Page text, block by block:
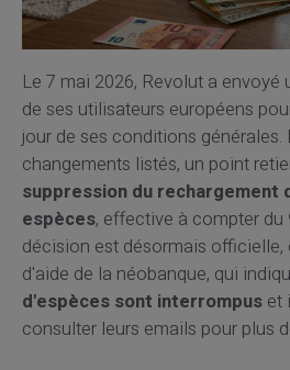
Le 7 mai 2026, Revolut a envoyé
de ses utilisateurs européens
jour de ses conditions générales.
changements listés, un point
suppression du rechargement
espèces, effective à compter du
décision est désormais officielle,
d'aide de la néobanque, qui
d'espèces sont interrompuset
consulter leurs emails pour plus